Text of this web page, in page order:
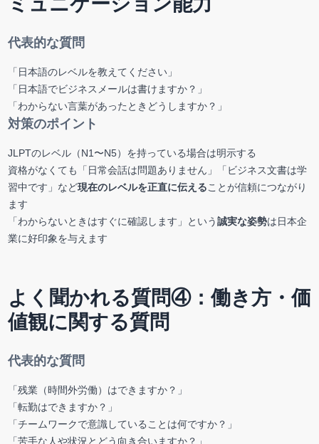
代表的な質問
「日本語のレベルを教えてください」
「日本語でビジネスメールは書けますか？」
「わからない言葉があったときどうしますか？」
対策のポイント
JLPTのレベル（N1〜N5）を持っている場合は明示する
資格がなくても「日常会話は問題ありません」「ビジネス文書は学
習中です」など現在のレベルを正直に伝えることが信頼につながり
ます
「わからないときはすぐに確認します」という誠実な姿勢は日本企
業に好印象を与えます
よく聞かれる質問④：働き方・価
値観に関する質問
代表的な質問
「残業（時間外労働）はできますか？」
「転勤はできますか？」
「チームワークで意識していることは何ですか？」
「苦手な人や状況とどう向き合いますか？」